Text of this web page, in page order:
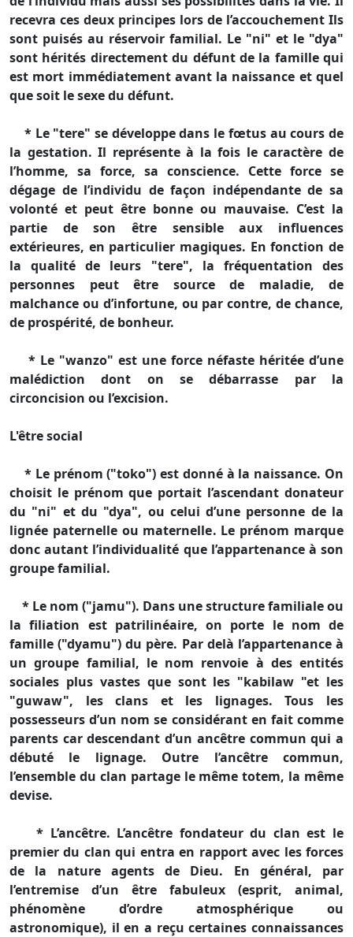
recevra ces deux principes lors de l’accouchement Ils
sont puisés au réservoir familial. Le "ni" et le "dya"
sont hérités directement du défunt de la famille qui
est mort immédiatement avant la naissance et quel
que soit le sexe du défunt.
* Le "tere" se développe dans le fœtus au cours de
la gestation. Il représente à la fois le caractère de
l’homme, sa force, sa conscience. Cette force se
dégage de l’individu de façon indépendante de sa
volonté et peut être bonne ou mauvaise. C’est la
partie de son être sensible aux influences
extérieures, en particulier magiques. En fonction de
la qualité de leurs "tere", la fréquentation des
personnes peut être source de maladie, de
malchance ou d’infortune, ou par contre, de chance,
de prospérité, de bonheur.
* Le "wanzo" est une force néfaste héritée d’une
malédiction dont on se débarrasse par la
circoncision ou l’excision.
L'être social
* Le prénom ("toko") est donné à la naissance. On
choisit le prénom que portait l’ascendant donateur
du "ni" et du "dya", ou celui d’une personne de la
lignée paternelle ou maternelle. Le prénom marque
donc autant l’individualité que l’appartenance à son
groupe familial.
* Le nom ("jamu"). Dans une structure familiale ou
la filiation est patrilinéaire, on porte le nom de
famille ("dyamu") du père. Par delà l’appartenance à
un groupe familial, le nom renvoie à des entités
sociales plus vastes que sont les "kabilaw "et les
"guwaw", les clans et les lignages. Tous les
possesseurs d’un nom se considérant en fait comme
parents car descendant d’un ancêtre commun qui a
débuté le lignage. Outre l’ancêtre commun,
l’ensemble du clan partage le même totem, la même
devise.
* L’ancêtre. L’ancêtre fondateur du clan est le
premier du clan qui entra en rapport avec les forces
de la nature agents de Dieu. En général, par
l’entremise d’un être fabuleux (esprit, animal,
phénomène d’ordre atmosphérique ou
astronomique), il en a reçu certaines connaissances